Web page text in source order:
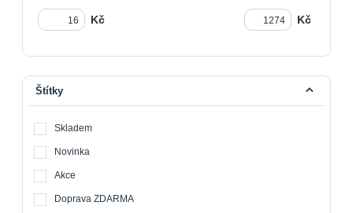
Kč Kč
Štítky
Skladem
Novinka
Akce
Doprava ZDARMA